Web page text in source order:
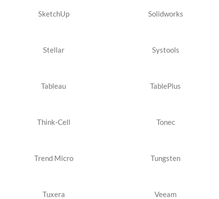
SketchUp Solidworks
Stellar Systools
Tableau TablePlus
Think-Cell Tonec
Trend Micro Tungsten
Tuxera Veeam